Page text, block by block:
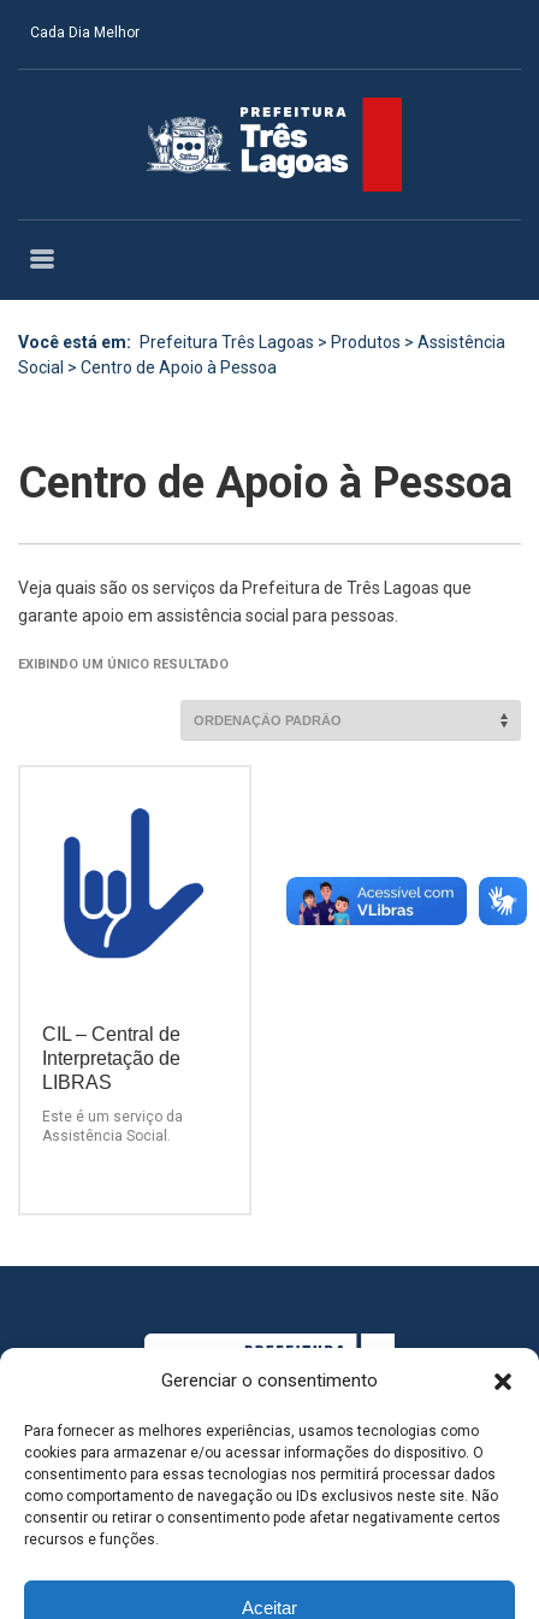
Gerenciar o consentimento
Para fornecer as melhores experiências, usamos tecnologias como
cookies para armazenar e/ou acessar informações do dispositivo. O
consentimento para essas tecnologias nos permitirá processar dados
como comportamento de navegação ou IDs exclusivos neste site. Não
consentir ou retirar o consentimento pode afetar negativamente certos
recursos e funções.
Aceitar
Cada Dia Melhor
Você está em: Prefeitura Três Lagoas > Produtos > Assistência
Social > Centro de Apoio à Pessoa
Centro de Apoio à Pessoa
Veja quais são os serviços da Prefeitura de Três Lagoas que
garante apoio em assistência social para pessoas.
EXIBINDO UM ÚNICO RESULTADO
CIL – Central de
Interpretação de
LIBRAS
Este é um serviço da
Assistência Social.
MAPA DO SITE